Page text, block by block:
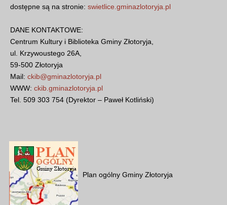
dostępne są na stronie: swietlice.gminazlotoryja.pl
DANE KONTAKTOWE:
Centrum Kultury i Biblioteka Gminy Złotoryja,
ul. Krzywoustego 26A,
59-500 Złotoryja
Mail: ckib@gminazlotoryja.pl
WWW: ckib.gminazlotoryja.pl
Tel. 509 303 754 (Dyrektor – Paweł Kotliński)
Plan ogólny Gminy Złotoryja